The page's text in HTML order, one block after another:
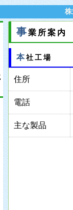
事業所案内
本社工場
住所
電話
主な製品